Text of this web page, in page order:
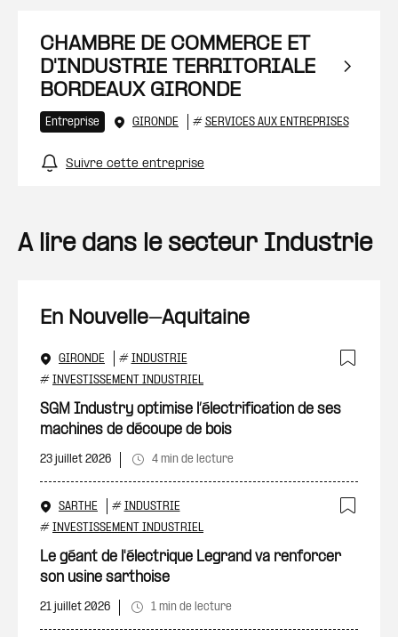
CHAMBRE DE COMMERCE ET
D'INDUSTRIE TERRITORIALE
BORDEAUX GIRONDE
Entreprise GIRONDE # SERVICES AUX ENTREPRISES
Suivre cette entreprise
A lire dans le secteur Industrie
En Nouvelle-Aquitaine
GIRONDE # INDUSTRIE
# INVESTISSEMENT INDUSTRIEL
SGM Industry optimise l’électrification de ses
machines de découpe de bois
23 juillet 2026 4 min de lecture
SARTHE # INDUSTRIE
# INVESTISSEMENT INDUSTRIEL
Le géant de l'électrique Legrand va renforcer
son usine sarthoise
21 juillet 2026 1 min de lecture